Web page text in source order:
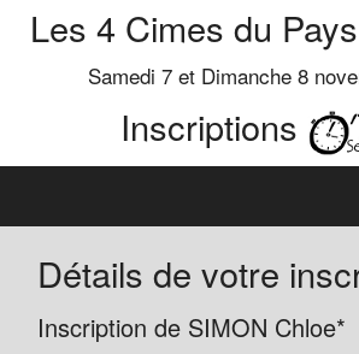
Les 4 Cimes du
Samedi 7 et Dimanche 8
Inscriptions
Inscription
Préinscrits
Détails de votre
Inscription de SIMON Chloe*